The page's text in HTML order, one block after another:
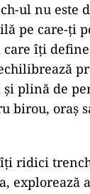
ul nu este
pe care-ți
care îți
și plină de
birou, oraș
îți ridici
explorează